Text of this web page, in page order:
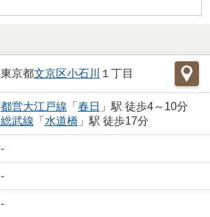
東京都文京区小石川 １丁目
都営大江戸線 「 春日 」駅 徒歩4～10分
総武線 「 水道橋 」駅 徒歩17分
-
-
-